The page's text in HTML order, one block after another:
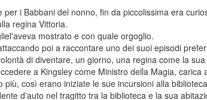
i Babbani del nonno, fin da piccolissima era
regina Vittoria.
mostrato e con quale orgoglio.
poi a raccontare uno dei suoi episodi
di diventare, un giorno, una regina come la
a Kingsley come Ministro della Magia, carica
così erano iniziate le sue incursioni alla
d'auto nel tragitto tra la biblioteca e la sua